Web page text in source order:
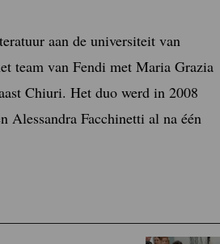
aan de universiteit van
team van Fendi met Maria Grazia
Chiuri. Het duo werd in 2008
Alessandra Facchinetti al na één